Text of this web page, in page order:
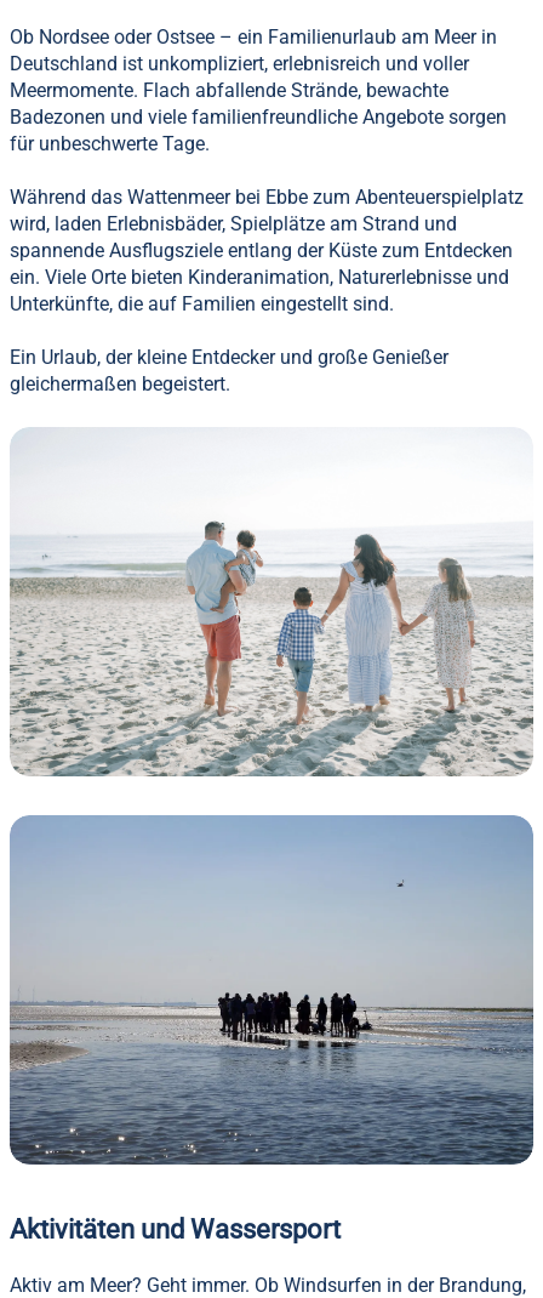
Ob Nordsee oder Ostsee – ein Familienurlaub am Meer in
Deutschland ist unkompliziert, erlebnisreich und voller
Meermomente. Flach abfallende Strände, bewachte
Badezonen und viele familienfreundliche Angebote sorgen
für unbeschwerte Tage.
Während das Wattenmeer bei Ebbe zum Abenteuerspielplatz
wird, laden Erlebnisbäder, Spielplätze am Strand und
spannende Ausflugsziele entlang der Küste zum Entdecken
ein. Viele Orte bieten Kinderanimation, Naturerlebnisse und
Unterkünfte, die auf Familien eingestellt sind.
Ein Urlaub, der kleine Entdecker und große Genießer
gleichermaßen begeistert.
Aktivitäten und Wassersport
Aktiv am Meer? Geht immer. Ob Windsurfen in der Brandung,